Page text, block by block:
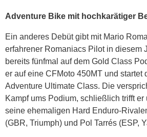
Adventure Bike mit hochkarätiger
Ein anderes Debüt gibt mit Mario
erfahrener Romaniacs Pilot in diesem
bereits fünfmal auf dem Gold Class
er auf eine CFMoto 450MT und startet
Adventure Ultimate Class. Die
Kampf ums Podium, schließlich trifft er
seine ehemaligen Hard Enduro-
(GBR, Triumph) und Pol Tarrés (ESP,